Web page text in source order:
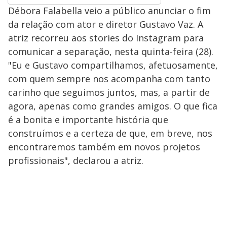
Débora Falabella veio a público anunciar o fim
da relação com ator e diretor Gustavo Vaz. A
atriz recorreu aos stories do Instagram para
comunicar a separação, nesta quinta-feira (28).
"Eu e Gustavo compartilhamos, afetuosamente,
com quem sempre nos acompanha com tanto
carinho que seguimos juntos, mas, a partir de
agora, apenas como grandes amigos. O que fica
é a bonita e importante história que
construímos e a certeza de que, em breve, nos
encontraremos também em novos projetos
profissionais", declarou a atriz.